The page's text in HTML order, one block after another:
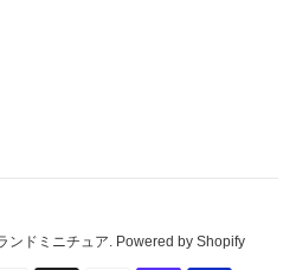
ンドミニチュア. Powered by Shopify